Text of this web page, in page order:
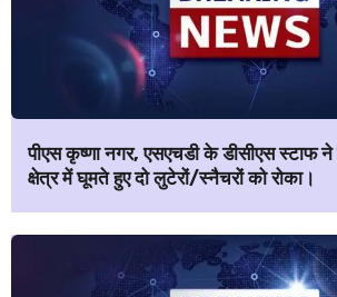
पीएस कृष्णा नगर, एसएचडी के डीसीएस स्टाफ ने
क्षेत्र में घूमते हुए दो लुटेरों/स्नैचरों को रोका।